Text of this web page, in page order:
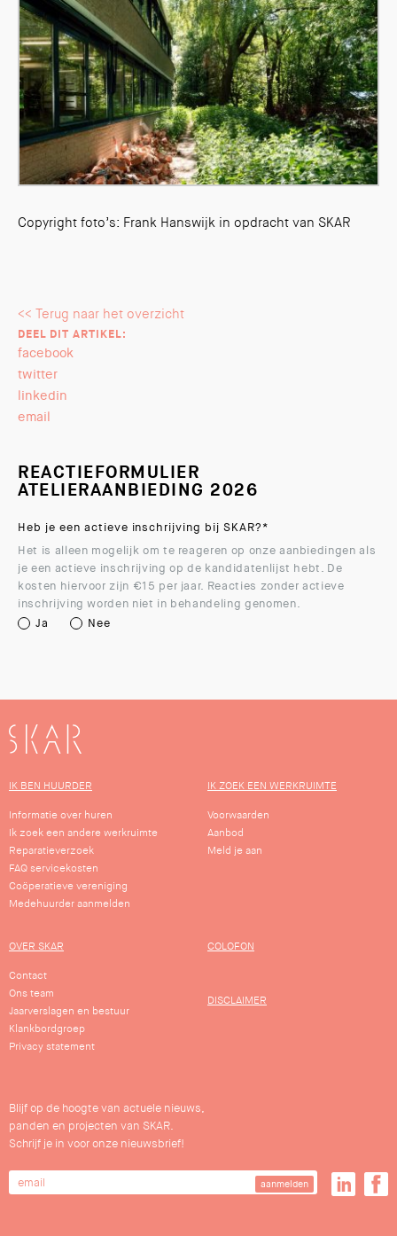
Copyright foto’s: Frank Hanswijk in opdracht van SKAR
<< Terug naar het overzicht
DEEL DIT ARTIKEL:
facebook
twitter
linkedin
email
REACTIEFORMULIER
ATELIERAANBIEDING 2026
Heb je een actieve inschrijving bij SKAR?*
Het is alleen mogelijk om te reageren op onze aanbiedingen als
je een actieve inschrijving op de kandidatenlijst hebt. De
kosten hiervoor zijn €15 per jaar. Reacties zonder actieve
inschrijving worden niet in behandeling genomen.
Ja
Nee
SKAR
IK BEN HUURDER
Informatie over huren
Ik zoek een andere werkruimte
Reparatieverzoek
FAQ servicekosten
Coöperatieve vereniging
Medehuurder aanmelden
IK ZOEK EEN WERKRUIMTE
Voorwaarden
Aanbod
Meld je aan
OVER SKAR
Contact
Ons team
Jaarverslagen en bestuur
Klankbordgroep
Privacy statement
COLOFON
DISCLAIMER
Blijf op de hoogte van actuele nieuws,
panden en projecten van SKAR.
Schrijf je in voor onze nieuwsbrief!